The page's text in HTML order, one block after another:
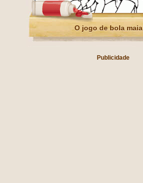
O jogo de bola maia
Publicidade